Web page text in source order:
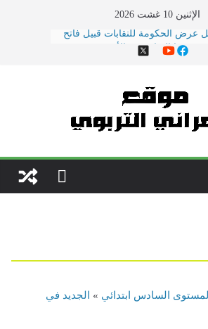
الإثنين 10 غشت 2026
دار في اجتماع النقابات ووزارة
الوطنية
مؤسسة تعليمية بسلا إلى
بعد تعرضه لاعتداء \"همجي\"
والد تلميذ
دورة 2022
ضمنها الزيادة في الأجور
المستوى السادس ابتدائي »
الجديد في